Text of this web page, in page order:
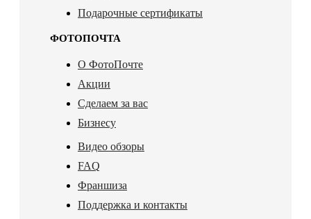
Подарочные сертификаты
ФОТОПОЧТА
О ФотоПочте
Акции
Сделаем за вас
Бизнесу
Видео обзоры
FAQ
Франшиза
Поддержка и контакты